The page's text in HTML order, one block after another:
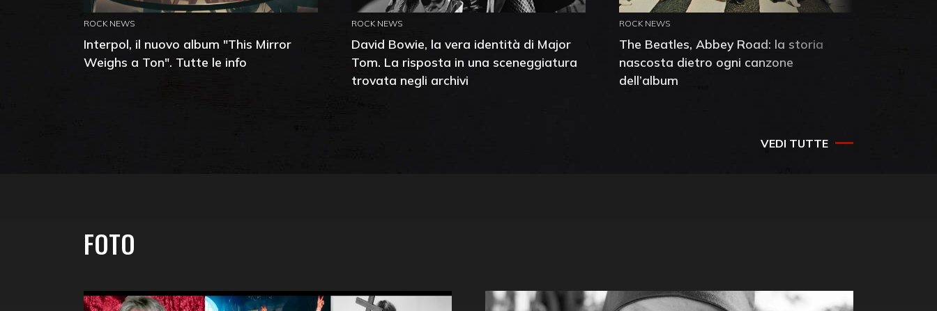
ROCK NEWS
Interpol, il nuovo album "This Mirror
Weighs a Ton". Tutte le info
ROCK NEWS
David Bowie, la vera identità di Major
Tom. La risposta in una sceneggiatura
trovata negli archivi
ROCK NEWS
The Beatles, Abbey Road: la storia
nascosta dietro ogni canzone
dell’album
VEDI TUTTE
FOTO